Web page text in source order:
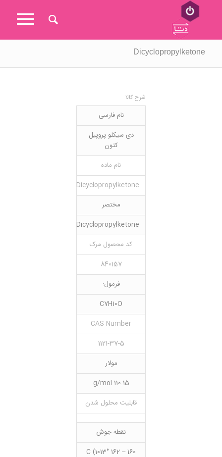
Dicyclopropylketone
شرح کالا
نام فارسی
دی سیکلو پروپیل
کتون
نام ماده
Dicyclopropylketone
مختصر
Dicyclopropylketone
کد محصول مرک
840157
فرمول:
C7H10O
CAS Number
1121-37-5
مولار
110.15 g/mol
قابلیت محلول شدن
نقطه جوش
160 – 162 °C (1013